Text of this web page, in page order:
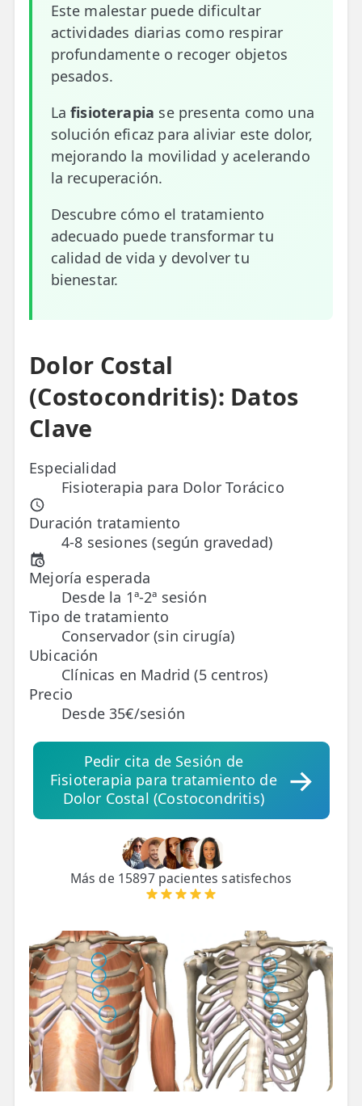
❤️ Ofertas
CONTACTO
☎️ 91 005 23 63
📧 Contacta
ESPECIALIDADES
🩻 Fisioterapia Traumatológica
😧 Fisioterapia ATM
🦴 Osteopatía
🫶 Suelo Pélvico
💆 Masajes Madrid
🏅 Fisioterapia Deportiva
🧠 Fisioterapia Neurológica
🧍 Fisioterapia Vestibular
🫁 Fisioterapia Respiratoria
👶 Fisioterapia Pediátrica
TRATAMIENTOS
✅ Punción Seca
✅ Ondas de Choque
✅ EPTE - EPI
ESTÉTICA
✨ Fisioestética
✨ Radiofrecuencia INDIBA
✨ Drenaje Linfático Manual
✨ Presoterapia
✨ Cicatrices y Estrías
FRECUENTES
Rotura Fibrilar
Trocanteritis
Hernia Discal
Fascitis Plantar
Lumbalgia
Ciática
Este malestar puede dificultar
actividades diarias como respirar
profundamente o recoger objetos
pesados.
Lafisioterapia se presenta como una
solución eficaz para aliviar este dolor,
mejorando la movilidad y acelerando
la recuperación.
Descubre cómo el tratamiento
adecuado puede transformar tu
calidad de vida y devolver tu
bienestar.
Dolor Costal
(Costocondritis): Datos
Clave
Especialidad
Fisioterapia para Dolor Torácico
Duración tratamiento
4-8 sesiones (según gravedad)
Mejoría esperada
Desde la 1ª-2ª sesión
Tipo de tratamiento
Conservador (sin cirugía)
Ubicación
Clínicas en Madrid (5 centros)
Precio
Desde 35€/sesión
Pedir cita de Sesión de
Fisioterapia para tratamiento de
Dolor Costal (Costocondritis)
Más de 15897 pacientes satisfechos